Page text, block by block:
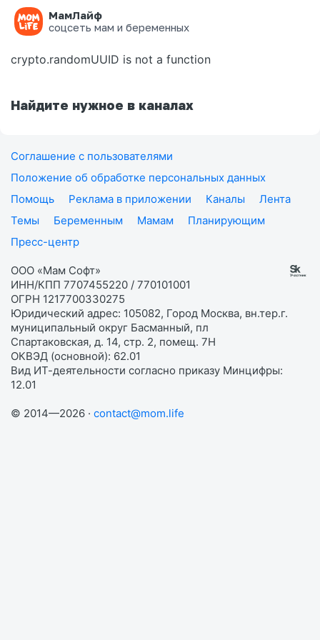
МамЛайф
соцсеть мам и беременных
Ошибка на странице
crypto.randomUUID is not a function
Найдите нужное в каналах
Соглашение с пользователями
Положение об обработке персональных данных
Помощь
Реклама в приложении Каналы
Лента
Темы
Беременным Мамам
Планирующим
Пресс-центр
ООО «Мам Софт»
ИНН/КПП 7707455220 / 770101001
ОГРН 1217700330275
Юридический адрес: 105082, Город Москва, вн.тер.г.
муниципальный округ Басманный, пл
Спартаковская, д. 14, стр. 2, помещ. 7Н
ОКВЭД (основной): 62.01
Вид ИТ-деятельности согласно приказу Минцифры:
12.01
© 2014—2026 · contact@mom.life